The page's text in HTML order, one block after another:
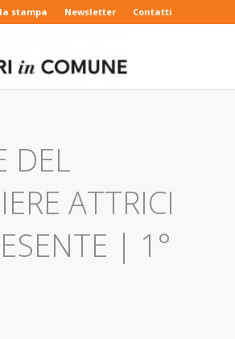
stampa Newsletter Contatti
DEL
ATTRICI
| 1°